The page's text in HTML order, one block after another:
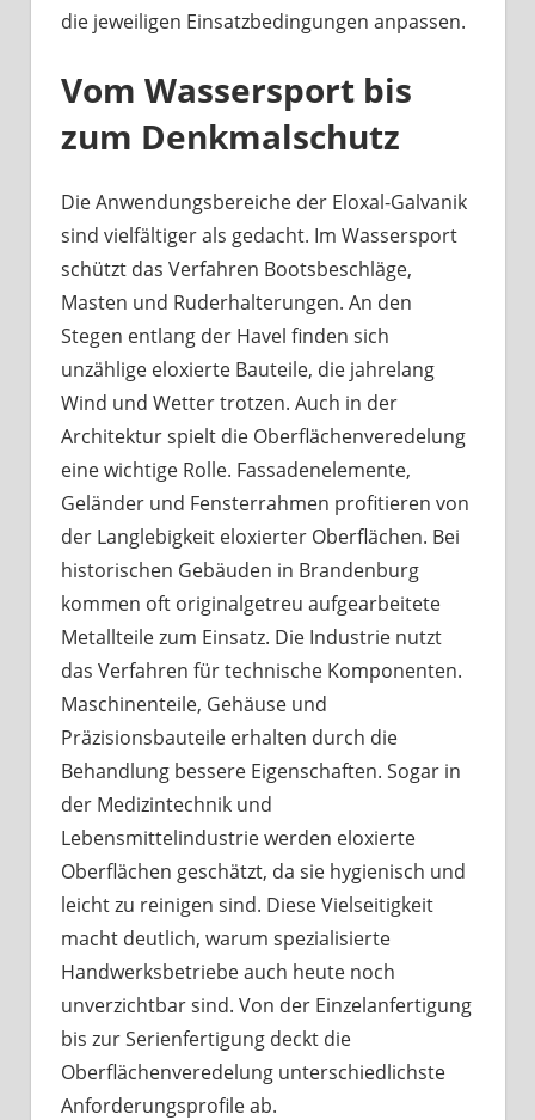
die jeweiligen Einsatzbedingungen anpassen.
Vom Wassersport bis
zum Denkmalschutz
Die Anwendungsbereiche der Eloxal-Galvanik
sind vielfältiger als gedacht. Im Wassersport
schützt das Verfahren Bootsbeschläge,
Masten und Ruderhalterungen. An den
Stegen entlang der Havel finden sich
unzählige eloxierte Bauteile, die jahrelang
Wind und Wetter trotzen. Auch in der
Architektur spielt die Oberflächenveredelung
eine wichtige Rolle. Fassadenelemente,
Geländer und Fensterrahmen profitieren von
der Langlebigkeit eloxierter Oberflächen. Bei
historischen Gebäuden in Brandenburg
kommen oft originalgetreu aufgearbeitete
Metallteile zum Einsatz. Die Industrie nutzt
das Verfahren für technische Komponenten.
Maschinenteile, Gehäuse und
Präzisionsbauteile erhalten durch die
Behandlung bessere Eigenschaften. Sogar in
der Medizintechnik und
Lebensmittelindustrie werden eloxierte
Oberflächen geschätzt, da sie hygienisch und
leicht zu reinigen sind. Diese Vielseitigkeit
macht deutlich, warum spezialisierte
Handwerksbetriebe auch heute noch
unverzichtbar sind. Von der Einzelanfertigung
bis zur Serienfertigung deckt die
Oberflächenveredelung unterschiedlichste
Anforderungsprofile ab.